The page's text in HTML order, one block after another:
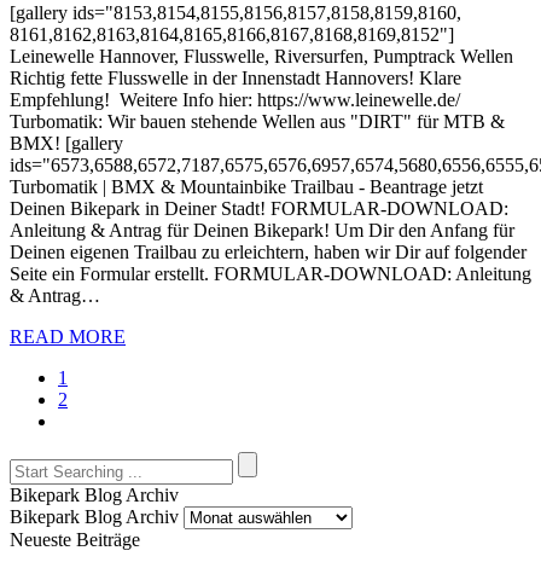
[gallery ids="8153,8154,8155,8156,8157,8158,8159,8160,
8161,8162,8163,8164,8165,8166,8167,8168,8169,8152"]
Leinewelle Hannover, Flusswelle, Riversurfen, Pumptrack Wellen
Richtig fette Flusswelle in der Innenstadt Hannovers! Klare
Empfehlung! Weitere Info hier: https://www.leinewelle.de/
Turbomatik: Wir bauen stehende Wellen aus "DIRT" für MTB &
BMX! [gallery
Turbomatik | BMX & Mountainbike Trailbau - Beantrage jetzt
Deinen Bikepark in Deiner Stadt! FORMULAR-DOWNLOAD:
Anleitung & Antrag für Deinen Bikepark! Um Dir den Anfang für
Deinen eigenen Trailbau zu erleichtern, haben wir Dir auf folgender
Seite ein Formular erstellt. FORMULAR-DOWNLOAD: Anleitung
& Antrag…
READ MORE
1
2
Bikepark Blog Archiv
Bikepark Blog Archiv
Neueste Beiträge